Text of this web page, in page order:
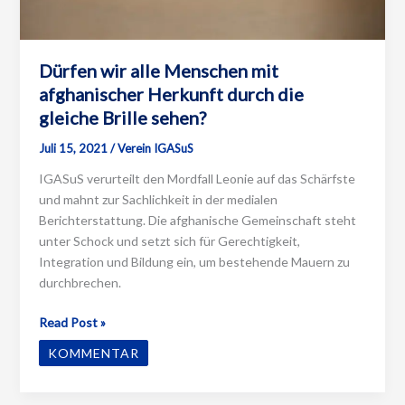
Dürfen wir alle Menschen mit
afghanischer Herkunft durch die
gleiche Brille sehen?
Juli 15, 2021/Verein IGASuS
IGASuS verurteilt den Mordfall Leonie auf das Schärfste
und mahnt zur Sachlichkeit in der medialen
Berichterstattung. Die afghanische Gemeinschaft steht
unter Schock und setzt sich für Gerechtigkeit,
Integration und Bildung ein, um bestehende Mauern zu
durchbrechen.
Dürfen
wir
alle
Read Post »
KOMMENTAR